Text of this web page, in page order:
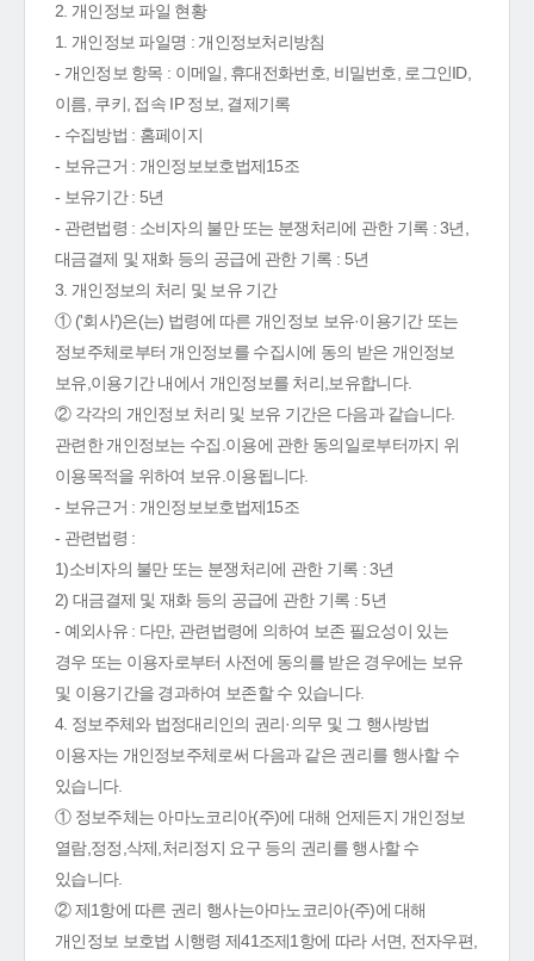
2. 개인정보 파일 현황
1. 개인정보 파일명 : 개인정보처리방침
- 개인정보 항목 : 이메일, 휴대전화번호, 비밀번호, 로그인ID,
이름, 쿠키, 접속 IP 정보, 결제기록
- 수집방법 : 홈페이지
- 보유근거 : 개인정보보호법제15조
- 보유기간 : 5년
- 관련법령 : 소비자의 불만 또는 분쟁처리에 관한 기록 : 3년,
대금결제 및 재화 등의 공급에 관한 기록 : 5년
3. 개인정보의 처리 및 보유 기간
① ('회사')은(는) 법령에 따른 개인정보 보유·이용기간 또는
정보주체로부터 개인정보를 수집시에 동의 받은 개인정보
보유,이용기간 내에서 개인정보를 처리,보유합니다.
② 각각의 개인정보 처리 및 보유 기간은 다음과 같습니다.
관련한 개인정보는 수집.이용에 관한 동의일로부터까지 위
이용목적을 위하여 보유.이용됩니다.
- 보유근거 : 개인정보보호법제15조
- 관련법령 :
1)소비자의 불만 또는 분쟁처리에 관한 기록 : 3년
2) 대금결제 및 재화 등의 공급에 관한 기록 : 5년
- 예외사유 : 다만, 관련법령에 의하여 보존 필요성이 있는
경우 또는 이용자로부터 사전에 동의를 받은 경우에는 보유
및 이용기간을 경과하여 보존할 수 있습니다.
4. 정보주체와 법정대리인의 권리·의무 및 그 행사방법
이용자는 개인정보주체로써 다음과 같은 권리를 행사할 수
있습니다.
① 정보주체는 아마노코리아(주)에 대해 언제든지 개인정보
열람,정정,삭제,처리정지 요구 등의 권리를 행사할 수
있습니다.
② 제1항에 따른 권리 행사는아마노코리아(주)에 대해
개인정보 보호법 시행령 제41조제1항에 따라 서면, 전자우편,